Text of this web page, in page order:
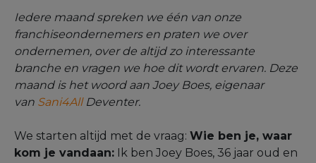
Iedere maand spreken we één van onze
franchiseondernemers en praten we over
ondernemen, over de altijd zo interessante
branche en vragen we hoe dit wordt ervaren. Deze
maand is het woord aan Joey Boes, eigenaar
van Sani4AllDeventer.
We starten altijd met de vraag: Wie ben je, waar
kom je vandaan: Ik ben Joey Boes, 36 jaar oud en